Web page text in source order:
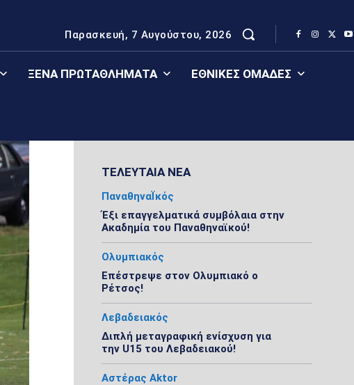
Παρασκευή, 7 Αυγούστου, 2026
ΞΈΝΑ ΠΡΩΤΑΘΛΉΜΑΤΑ ΕΘΝΙΚΈΣ ΟΜΆΔΕΣ
ΤΕΛΕΥΤΑΙΑ ΝΕΑ
ΠαναθηναΪκός
Έξι επαγγελματικά συμβόλαια στην
Ακαδημία του Παναθηναϊκού!
Ολυμπιακός
Επέστρεψε στον Ολυμπιακό ο
Ρέτσος!
Λεβαδειακός
Διπλή μεταγραφική ενίσχυση για
την U15 του Λεβαδειακού!
Αστέρας Aktor